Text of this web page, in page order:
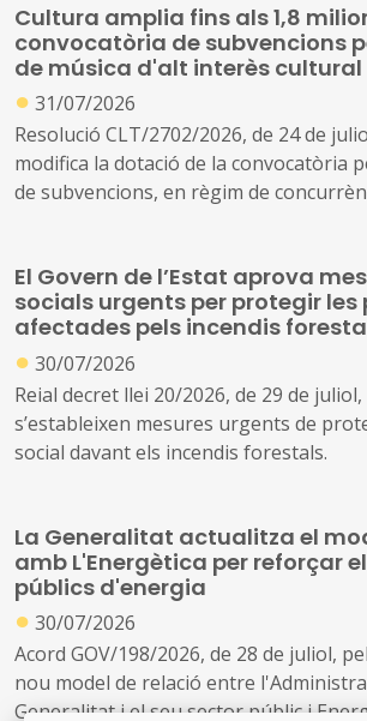
Cultura amplia fins als 1,8
convocatòria de subvencions
de música d'alt interès cultural
● 31/07/2026
Resolució CLT/2702/2026, de 24 de
modifica la dotació de la convocatòria
de subvencions, en règim de
El Govern de l’Estat aprova
socials urgents per protegir les
afectades pels incendis
● 30/07/2026
Reial decret llei 20/2026, de 29 de
s’estableixen mesures urgents de
social davant els incendis forestals.
La Generalitat actualitza el
amb L'Energètica per reforçar
públics d'energia
● 30/07/2026
Acord GOV/198/2026, de 28 de juliol,
nou model de relació entre
Generalitat i el seu sector públic i